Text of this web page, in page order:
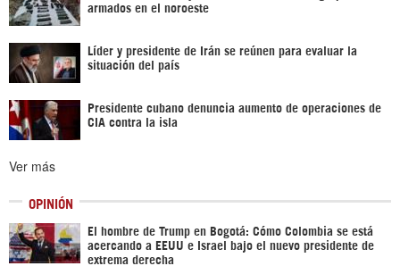
armados en el noroeste
Líder y presidente de Irán se reúnen para evaluar la
situación del país
Presidente cubano denuncia aumento de operaciones de
CIA contra la isla
Ver más
OPINIÓN
El hombre de Trump en Bogotá: Cómo Colombia se está
acercando a EEUU e Israel bajo el nuevo presidente de
extrema derecha